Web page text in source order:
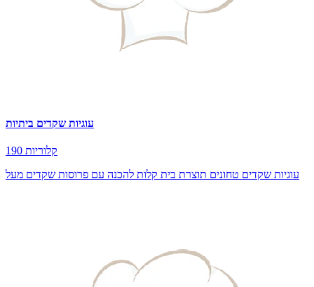
עוגיות שקדים ביתיות
190 קלוריות
עוגיות שקדים טחונים תוצרת בית קלות להכנה עם פרוסות שקדים מעל